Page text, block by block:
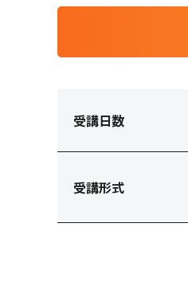
受講日数
受講形式